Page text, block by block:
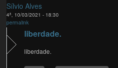
Sílvio Alves
4ª, 10/03/2021 - 18:30
permalink
liberdade.
liberdade.